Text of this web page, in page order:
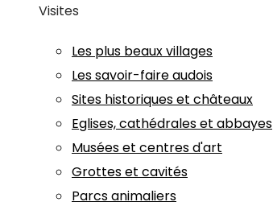
Visites
Les plus beaux villages
Les savoir-faire audois
Sites historiques et châteaux
Eglises, cathédrales et abbayes
Musées et centres d'art
Grottes et cavités
Parcs animaliers